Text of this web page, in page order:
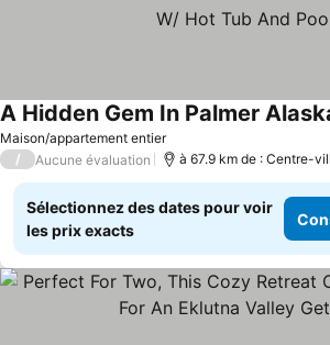
Maison/appartement entier
/ Aucune évaluation à 67.9 km de : Centre-
Sélectionnez des dates pour voir
les prix exacts